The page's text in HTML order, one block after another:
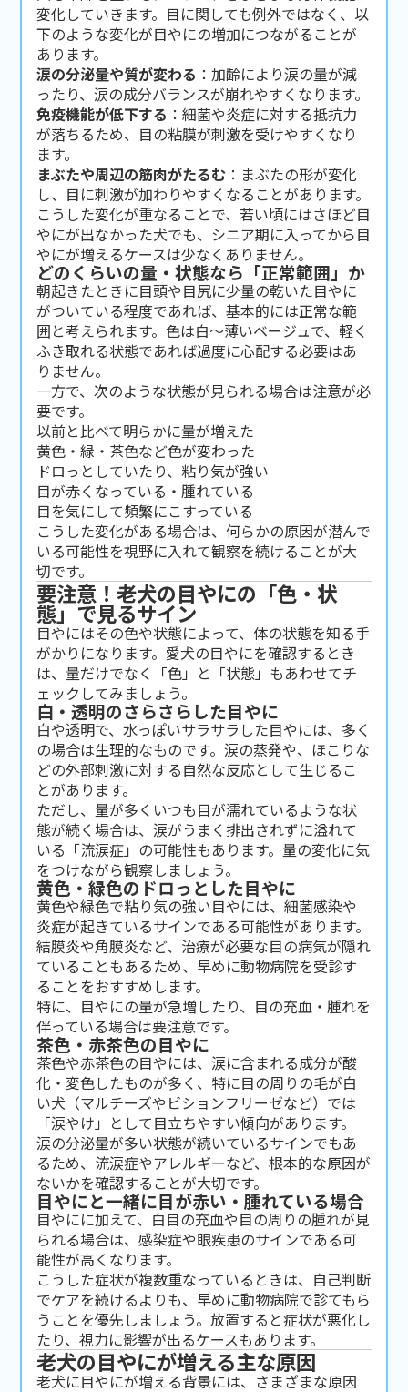
変化していきます。目に関しても例外ではなく、以
下のような変化が目やにの増加につながることが
あります。
涙の分泌量や質が変わる ：加齢により涙の量が減
ったり、涙の成分バランスが崩れやすくなります。
免疫機能が低下する ：細菌や炎症に対する抵抗力
が落ちるため、目の粘膜が刺激を受けやすくなり
ます。
まぶたや周辺の筋肉がたるむ ：まぶたの形が変化
し、目に刺激が加わりやすくなることがあります。
こうした変化が重なることで、若い頃にはさほど目
やにが出なかった犬でも、シニア期に入ってから目
やにが増えるケースは少なくありません。
どのくらいの量・状態なら「正常範囲」か
朝起きたときに目頭や目尻に少量の乾いた目やに
がついている程度であれば、基本的には正常な範
囲と考えられます。色は白〜薄いベージュで、軽く
ふき取れる状態であれば過度に心配する必要はあ
りません。
一方で、次のような状態が見られる場合は注意が必
要です。
以前と比べて明らかに量が増えた
黄色・緑・茶色など色が変わった
ドロっとしていたり、粘り気が強い
目が赤くなっている・腫れている
目を気にして頻繁にこすっている
こうした変化がある場合は、何らかの原因が潜んで
いる可能性を視野に入れて観察を続けることが大
切です。
要注意！老犬の目やにの「色・状
態」で見るサイン
目やにはその色や状態によって、体の状態を知る手
がかりになります。愛犬の目やにを確認するとき
は、量だけでなく「色」と「状態」もあわせてチ
ェックしてみましょう。
白・透明のさらさらした目やに
白や透明で、水っぽいサラサラした目やには、多く
の場合は生理的なものです。涙の蒸発や、ほこりな
どの外部刺激に対する自然な反応として生じるこ
とがあります。
ただし、量が多くいつも目が濡れているような状
態が続く場合は、涙がうまく排出されずに溢れて
いる「流涙症」の可能性もあります。量の変化に気
をつけながら観察しましょう。
黄色・緑色のドロっとした目やに
黄色や緑色で粘り気の強い目やには、細菌感染や
炎症が起きているサインである可能性があります。
結膜炎や角膜炎など、治療が必要な目の病気が隠れ
ていることもあるため、早めに動物病院を受診す
ることをおすすめします。
特に、目やにの量が急増したり、目の充血・腫れを
伴っている場合は要注意です。
茶色・赤茶色の目やに
茶色や赤茶色の目やには、涙に含まれる成分が酸
化・変色したものが多く、特に目の周りの毛が白
い犬（マルチーズやビションフリーゼなど）では
「涙やけ」として目立ちやすい傾向があります。
涙の分泌量が多い状態が続いているサインでもあ
るため、流涙症やアレルギーなど、根本的な原因が
ないかを確認することが大切です。
目やにと一緒に目が赤い・腫れている場合
目やにに加えて、白目の充血や目の周りの腫れが見
られる場合は、感染症や眼疾患のサインである可
能性が高くなります。
こうした症状が複数重なっているときは、自己判断
でケアを続けるよりも、早めに動物病院で診てもら
うことを優先しましょう。放置すると症状が悪化し
たり、視力に影響が出るケースもあります。
老犬の目やにが増える主な原因
老犬に目やにが増える背景には、さまざまな原因